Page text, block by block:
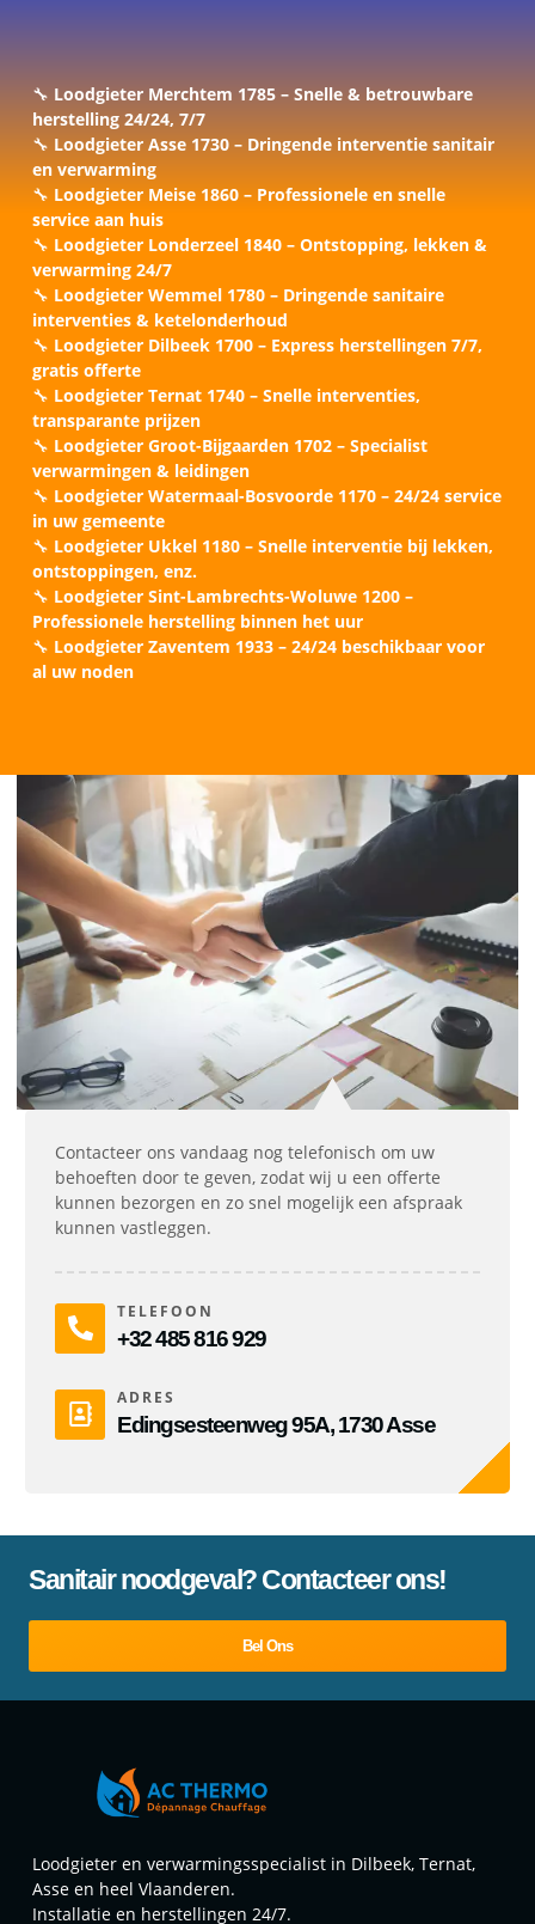
🔧 Loodgieter Merchtem 1785 – Snelle & betrouwbare
herstelling 24/24, 7/7
🔧 Loodgieter Asse 1730 – Dringende interventie sanitair
en verwarming
🔧 Loodgieter Meise 1860 – Professionele en snelle
service aan huis
🔧 Loodgieter Londerzeel 1840 – Ontstopping, lekken &
verwarming 24/7
🔧 Loodgieter Wemmel 1780 – Dringende sanitaire
interventies & ketelonderhoud
🔧 Loodgieter Dilbeek 1700 – Express herstellingen 7/7,
gratis offerte
🔧 Loodgieter Ternat 1740 – Snelle interventies,
transparante prijzen
🔧 Loodgieter Groot-Bijgaarden 1702 – Specialist
verwarmingen & leidingen
🔧 Loodgieter Watermaal-Bosvoorde 1170 – 24/24 service
in uw gemeente
🔧 Loodgieter Ukkel 1180 – Snelle interventie bij lekken,
ontstoppingen, enz.
🔧 Loodgieter Sint-Lambrechts-Woluwe 1200 –
Professionele herstelling binnen het uur
🔧 Loodgieter Zaventem 1933 – 24/24 beschikbaar voor
al uw noden
Contacteer ons vandaag nog telefonisch om uw
behoeften door te geven, zodat wij u een offerte
kunnen bezorgen en zo snel mogelijk een afspraak
kunnen vastleggen.
TELEFOON
+32 485 816 929
ADRES
Edingsesteenweg 95A, 1730 Asse
Sanitair noodgeval? Contacteer ons!
Bel Ons
Loodgieter en verwarmingsspecialist in Dilbeek, Ternat,
Asse en heel Vlaanderen.
Installatie en herstellingen 24/7.